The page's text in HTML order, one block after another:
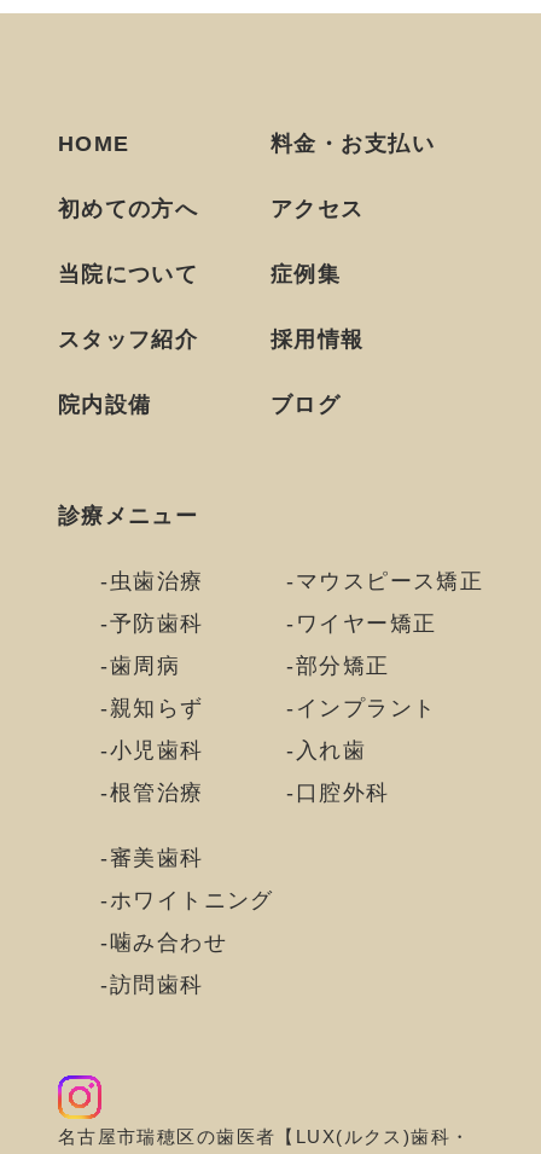
HOME
初めての方へ
当院について
スタッフ紹介
院内設備
料金・お支払い
アクセス
症例集
採用情報
ブログ
診療メニュー
虫歯治療
予防歯科
歯周病
親知らず
小児歯科
根管治療
マウスピース矯正
ワイヤー矯正
部分矯正
インプラント
入れ歯
口腔外科
審美歯科
ホワイトニング
噛み合わせ
訪問歯科
名古屋市瑞穂区の歯医者【LUX(ルクス)歯科・